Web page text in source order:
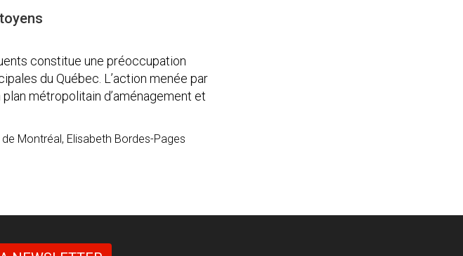
constitue une préoccupation
du Québec. L’action menée par
métropolitain d’aménagement et
Montréal, Elisabeth Bordes-Pages